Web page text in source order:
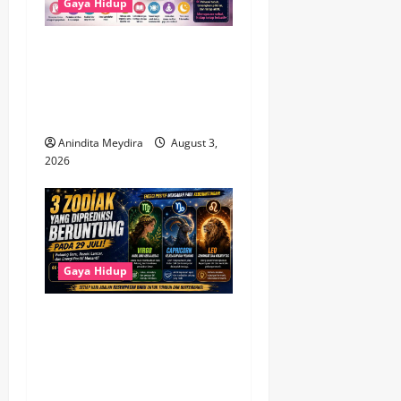
Gaya Hidup
Anindita Meydira
August 3,
2026
Gaya Hidup